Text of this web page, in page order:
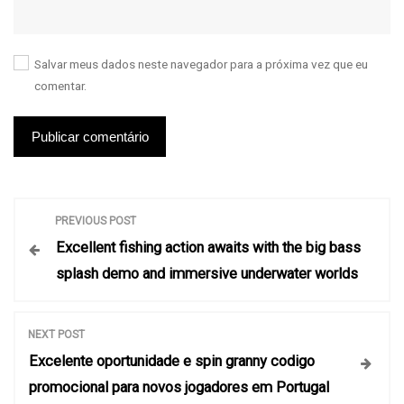
Salvar meus dados neste navegador para a próxima vez que eu
comentar.
PREVIOUS POST
Excellent fishing action awaits with the big bass
splash demo and immersive underwater worlds
NEXT POST
Excelente oportunidade e spin granny codigo
promocional para novos jogadores em Portugal